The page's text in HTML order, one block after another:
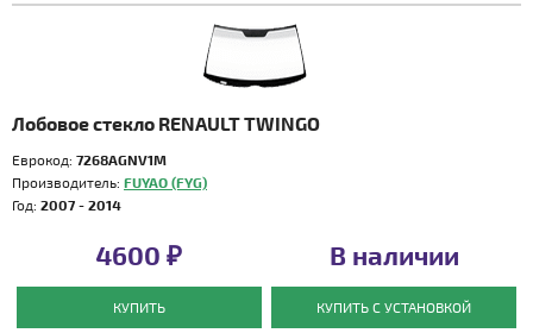
Лобовое стекло RENAULT TWINGO
Еврокод: 7268AGNV1M
Производитель: FUYAO (FYG)
Год: 2007 - 2014
4600 ₽
КУПИТЬ
В наличии
КУПИТЬ С УСТАНОВКОЙ